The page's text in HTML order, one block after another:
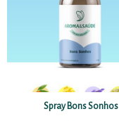
Spray Bons Sonhos